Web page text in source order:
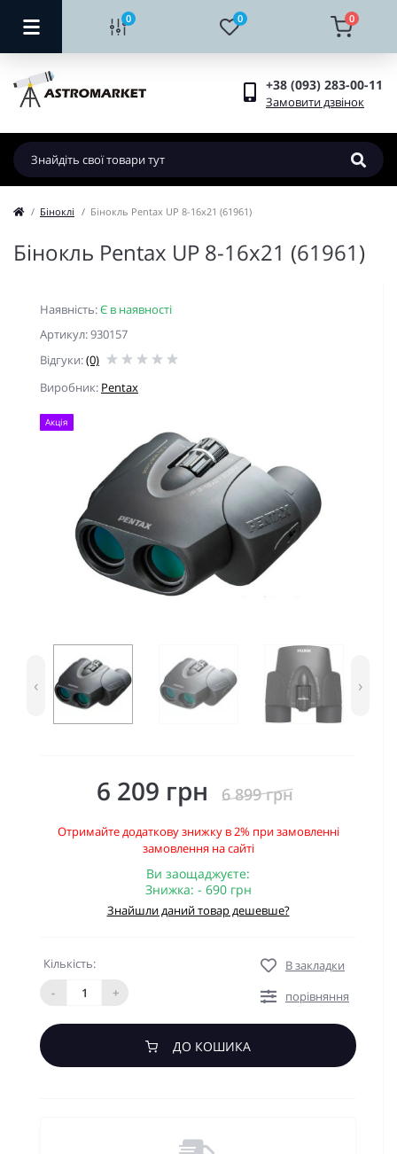
0 0 0
+38 (093) 283-00-11
Замовити дзвінок
Біноклі Бінокль Pentax UP 8-16x21 (61961)
Бінокль Pentax UP 8-16x21 (61961)
Наявність:Є в наявності
Артикул: 930157
Відгуки:(0)
Виробник: Pentax
Акція
‹ ›
6 209 грн 6 899 грн
Отримайте додаткову знижку в 2% при замовленні
замовлення на сайті
Ви заощаджуєте:
Знижка: - 690 грн
Знайшли даний товар дешевше?
Кількість:
-
+
В закладки
порівняння
ДО КОШИКА